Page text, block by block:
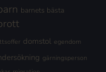
barnets bästa
domstol egendom
gärningsperson